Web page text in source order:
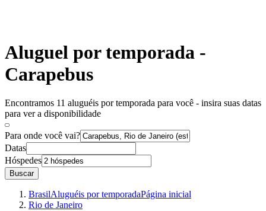
Aluguel por temporada -
Carapebus
Encontramos 11 aluguéis por temporada para você - insira suas datas
para ver a disponibilidade
Para onde você vai?
Datas
Hóspedes
Buscar
BrasilAluguéis por temporadaPágina inicial
Rio de Janeiro